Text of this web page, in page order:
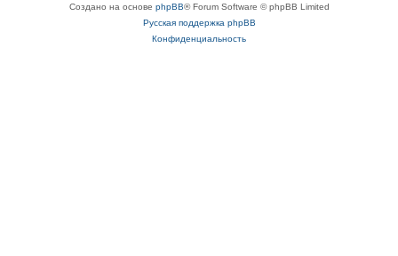
Создано на основе phpBB® Forum Software © phpBB Limited
Русская поддержка phpBB
Конфиденциальность